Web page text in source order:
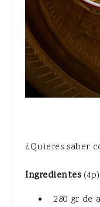
¿Quieres saber
Ingredientes (4p)
280 gr de